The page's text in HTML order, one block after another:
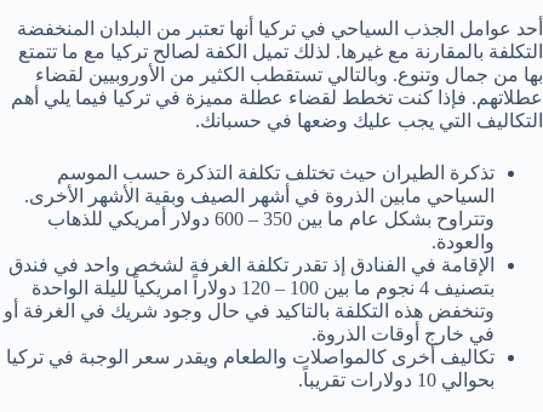
أحد عوامل الجذب السياحي في تركيا أنها تعتبر من البلدان المنخفضة
التكلفة بالمقارنة مع غيرها. لذلك تميل الكفة لصالح تركيا مع ما تتمتع
بها من جمال وتنوع. وبالتالي تستقطب الكثير من الأوروبيين لقضاء
عطلاتهم. فإذا كنت تخطط لقضاء عطلة مميزة في تركيا فيما يلي أهم
التكاليف التي يجب عليك وضعها في حسبانك.
تذكرة الطيران حيث تختلف تكلفة التذكرة حسب الموسم
السياحي مابين الذروة في أشهر الصيف وبقية الأشهر الأخرى.
وتتراوح بشكل عام ما بين 350 – 600 دولار أمريكي للذهاب
والعودة.
الإقامة في الفنادق إذ تقدر تكلفة الغرفة لشخص واحد في فندق
بتصنيف 4 نجوم ما بين 100 – 120 دولاراً امريكياً لليلة الواحدة
وتنخفض هذه التكلفة بالتاكيد في حال وجود شريك في الغرفة أو
في خارج أوقات الذروة.
تكاليف أخرى كالمواصلات والطعام ويقدر سعر الوجبة في تركيا
بحوالي 10 دولارات تقريباً.